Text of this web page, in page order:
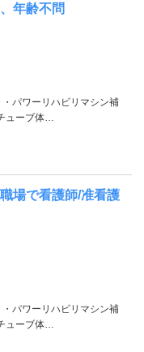
年齢不問
・パワーリハビリマシン補
ューブ体…
場で看護師/准看護
・パワーリハビリマシン補
ューブ体…